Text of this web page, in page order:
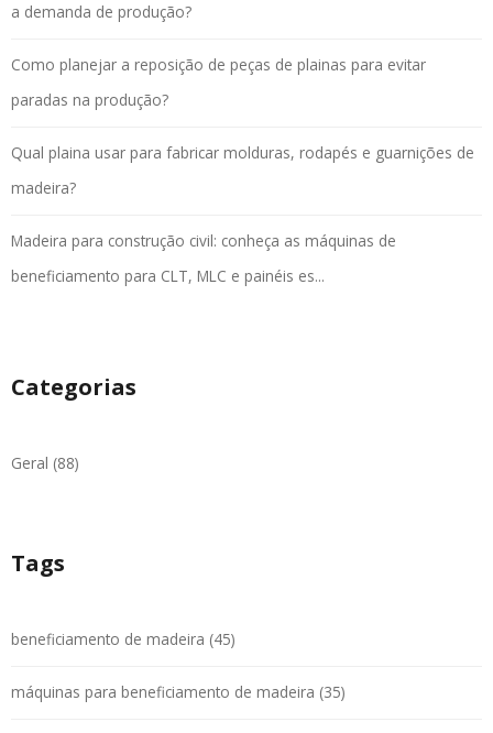
a demanda de produção?
Como planejar a reposição de peças de plainas para evitar
paradas na produção?
Qual plaina usar para fabricar molduras, rodapés e guarnições de
madeira?
Madeira para construção civil: conheça as máquinas de
beneficiamento para CLT, MLC e painéis es...
Categorias
Geral (88)
Tags
beneficiamento de madeira (45)
máquinas para beneficiamento de madeira (35)